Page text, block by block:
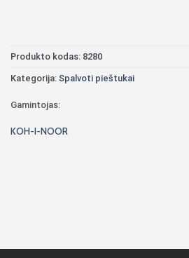
Produkto kodas: 8280
Kategorija: Spalvoti pieštukai
Gamintojas:
KOH-I-NOOR